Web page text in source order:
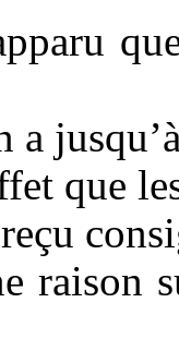
a
que
raison